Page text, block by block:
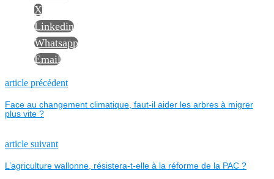
X
Linkedin
Whatsapp
Email
NAVIGATION
DE
L’ARTICLE
article précédentPrevious
Face au changement climatique, faut-il aider les arbres à migrer
plus vite ?
article suivantNext
L’agriculture wallonne, résistera-t-elle à la réforme de la PAC ?